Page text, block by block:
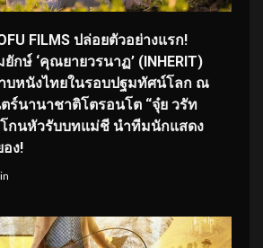
FILMS ปล่อยตัวอย่างแรก!
กษ์ ‘คุณยายวรนาฏ’ (INHERIT)
บหนังไทยในรอบปฐมทัศน์โลก ณ
ร์นานาชาติโตรอนโต “จุ๋ย วรัท
กนหัวรับบทแม่ชี นำทีมนักแสดง
ง!